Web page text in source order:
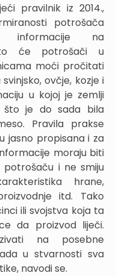
pravilnik iz 2014.,
potrošača
informacije na
će potrošači u
moći pročitati
ovčje, kozje i
u kojoj je zemlji
što je do sada bila
Pravila prakse
jasno propisana i za
moraju biti
potrošaču i ne smiju
hrane,
itd. Tako
ili svojstva koja ta
da proizvod liječi.
na posebne
u stvarnosti sva
navodi se.